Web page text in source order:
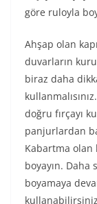
göre ruloyla
Ahşap olan
duvarların
biraz daha
doğru fırçayı
panjurlardan
Kabartma olan
boyayın. Daha
boyamaya